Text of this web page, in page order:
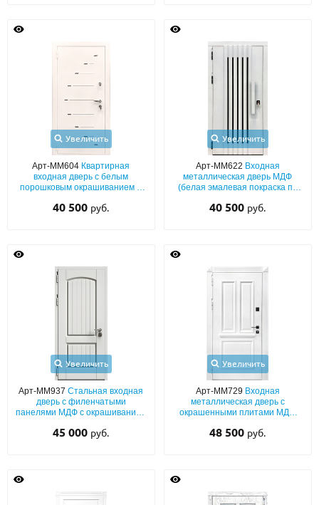
Увеличить
Арт-ММ604 Квартирная
входная дверь с белым
порошковым окрашиванием и
40 500 руб.
Увеличить
Арт-ММ622 Входная
металлическая дверь МДФ
(белая эмалевая покраска по
планками и бугельной ручкой
40 500 руб.
Увеличить
Арт-ММ937Стальная входная
дверь с филенчатыми
панелями МДФ с окрашиванием
сторон
45 000 руб.
Увеличить
Арт-ММ729 Входная
металлическая дверь с
окрашенными плитами МДФ
раскладкой
48 500 руб.